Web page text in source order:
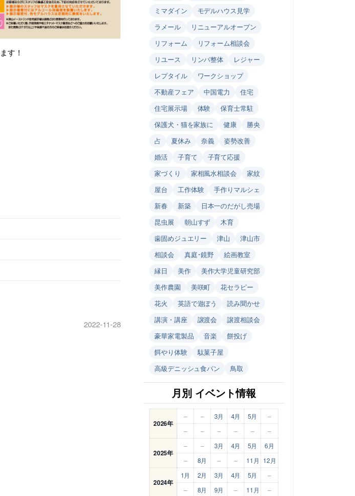
す！
2022-11-28
ミマダイン
モデルハウス見学
ラメール
リニューアルオープン
リフォーム
リフォーム相談会
リユース
リンパ整体
レジャー
レプタイル
ワークショップ
不動産フェア
中国電力
住宅
住宅展示場
体験
保育士常駐
保護犬・猫を家族に
健康
勝央
占
夏休み 奈義
姿勢改善
婚活
子育て
子育て応援
家づくり
家相風水相談会
家紋
屋台
工作体験
手作りマルシェ
新春
新築
日本一のだがし売場
昆虫展
朝山すず
木育
歯固めジュエリー
津山
津山市
相談会
真庭･鏡野
絵画教室
縁日
美作
美作大学児童研究部
美作農園
美咲町
花セラピー
花火
英語で遊ぼう
読み聞かせ
講演・講座
譲渡会
譲渡相談会
豪華家電製品
音楽
餅投げ
餌やり体験
駄菓子屋
高級デニッシュ食パン
鳥取
月別 イベント情報
2026年
– – 3月 4月 5月
–
–
– – – – –
2025年
– – 3月 4月 5月
6月
–
8月 – – 11月 12月
2024年
1月 2月 3月 4月 5月
–
–
8月 9月 – 11月 –